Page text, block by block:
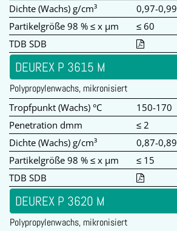
Dichte (Wachs) g/cm³
0,97-0,99
Partikelgröße 98 % ≤ x µm
≤ 60
TDB SDB
DEUREX P 3615 M
Polypropylenwachs, mikronisiert
Tropfpunkt (Wachs) °C
150-170
Penetration dmm
≤ 2
Dichte (Wachs) g/cm³
0,87-0,89
Partikelgröße 98 % ≤ x µm
≤ 15
TDB SDB
DEUREX P 3620 M
Polypropylenwachs, mikronisiert